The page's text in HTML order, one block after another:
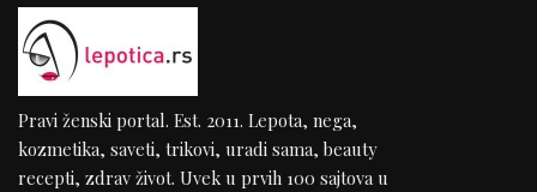
Pravi ženski portal. Est. 2011. Lepota, nega,
kozmetika, saveti, trikovi, uradi sama, beauty
recepti, zdrav život. Uvek u prvih 100 sajtova u